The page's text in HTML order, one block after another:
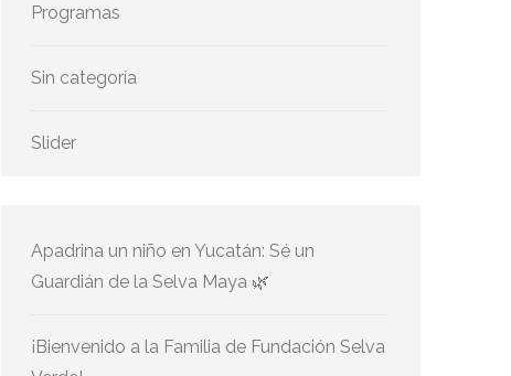
Programas
Sin categoría
Slider
Apadrina un niño en Yucatán: Sé un
Guardián de la Selva Maya 🌿
¡Bienvenido a la Familia de Fundación Selva